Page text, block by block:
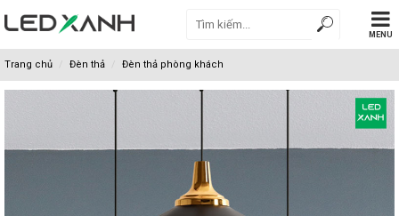
MENU
Trang chủ Đèn thả Đèn thả phòng khách